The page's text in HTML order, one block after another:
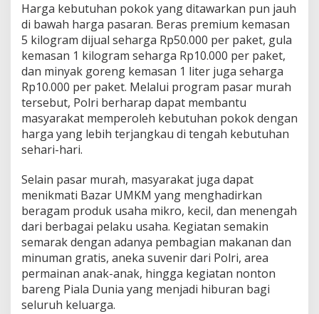
a
y
a
n
g
k
a
r
a
k
0
*
Harga kebutuhan pokok yang ditawarkan pun jauh
di bawah harga pasaran. Beras premium kemasan
5 kilogram dijual seharga Rp50.000 per paket, gula
kemasan 1 kilogram seharga Rp10.000 per paket,
dan minyak goreng kemasan 1 liter juga seharga
Rp10.000 per paket. Melalui program pasar murah
tersebut, Polri berharap dapat membantu
masyarakat memperoleh kebutuhan pokok dengan
harga yang lebih terjangkau di tengah kebutuhan
sehari-hari.
Selain pasar murah, masyarakat juga dapat
menikmati Bazar UMKM yang menghadirkan
beragam produk usaha mikro, kecil, dan menengah
dari berbagai pelaku usaha. Kegiatan semakin
semarak dengan adanya pembagian makanan dan
minuman gratis, aneka suvenir dari Polri, area
permainan anak-anak, hingga kegiatan nonton
bareng Piala Dunia yang menjadi hiburan bagi
seluruh keluarga.